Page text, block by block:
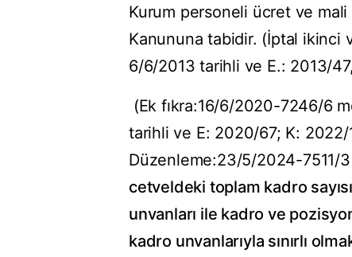
Kurum personeli ücret ve mali
Kanununa tabidir. (İptal ikinci
6/6/2013 tarihli ve E.: 2013/47,
(Ek fıkra:16/6/2020-7246/6
tarihli ve E: 2020/67; K: 2022/
Düzenleme:23/5/2024-7511/
cetveldeki toplam kadro
unvanları ile kadro ve
kadro unvanlarıyla sınırlı